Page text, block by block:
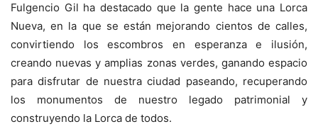
Fulgencio Gil ha destacado que la gente hace una Lorca
Nueva, en la que se están mejorando cientos de calles,
convirtiendo los escombros en esperanza e ilusión,
creando nuevas y amplias zonas verdes, ganando espacio
para disfrutar de nuestra ciudad paseando, recuperando
los monumentos de nuestro legado patrimonial y
construyendo la Lorca de todos.